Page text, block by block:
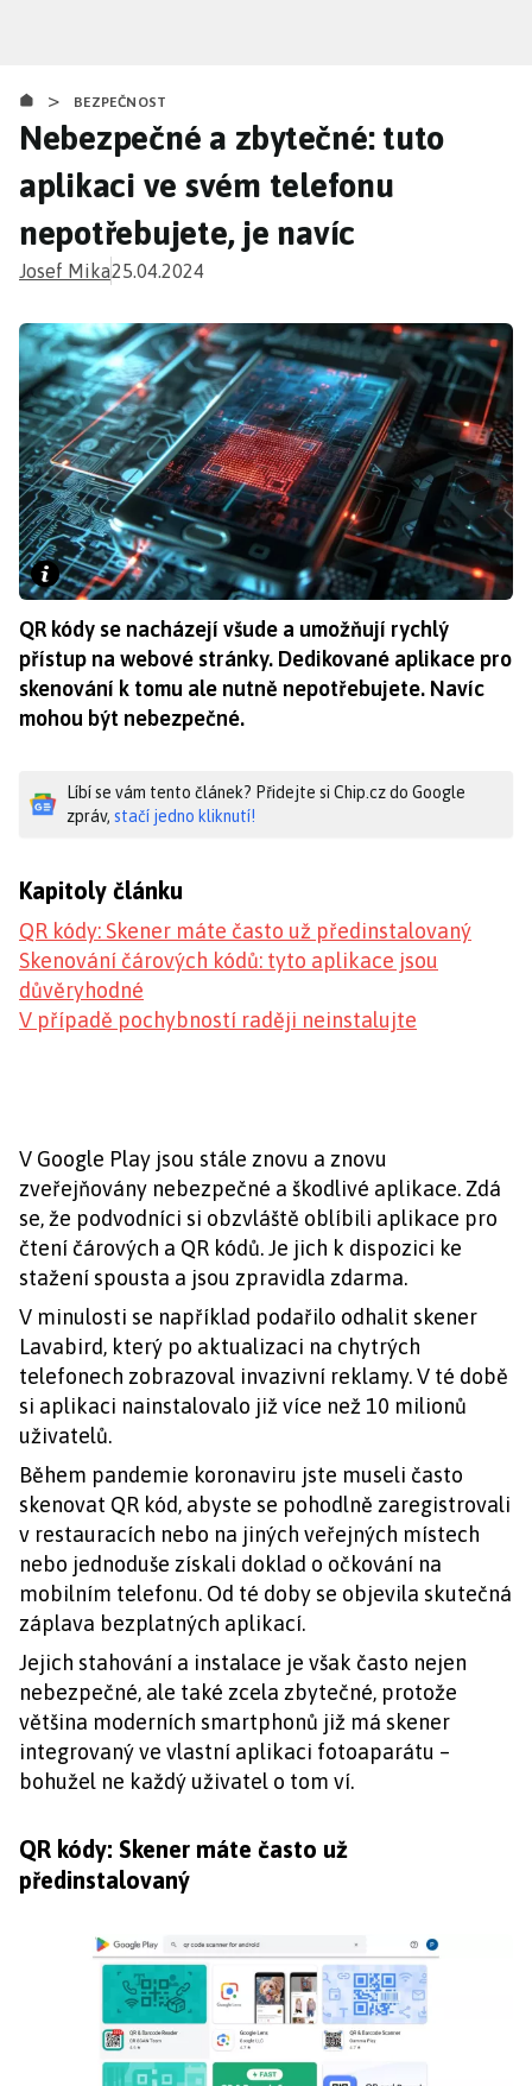
obsahu
> BEZPEČNOST
Nebezpečné a zbytečné: tuto
aplikaci ve svém telefonu
nepotřebujete, je navíc
Josef Mika25.04.2024
QR kódy se nacházejí všude a umožňují rychlý
přístup na webové stránky. Dedikované aplikace pro
skenování k tomu ale nutně nepotřebujete. Navíc
mohou být nebezpečné.
Líbí se vám tento článek? Přidejte si Chip.cz do Google
zpráv, stačí jedno kliknutí!
Kapitoly článku
QR kódy: Skener máte často už předinstalovaný
Skenování čárových kódů: tyto aplikace jsou
důvěryhodné
V případě pochybností raději neinstalujte
V Google Play jsou stále znovu a znovu
zveřejňovány nebezpečné a škodlivé aplikace. Zdá
se, že podvodníci si obzvláště oblíbili aplikace pro
čtení čárových a QR kódů. Je jich k dispozici ke
stažení spousta a jsou zpravidla zdarma.
V minulosti se například podařilo odhalit skener
Lavabird, který po aktualizaci na chytrých
telefonech zobrazoval invazivní reklamy. V té době
si aplikaci nainstalovalo již více než 10 milionů
uživatelů.
Během pandemie koronaviru jste museli často
skenovat QR kód, abyste se pohodlně zaregistrovali
v restauracích nebo na jiných veřejných místech
nebo jednoduše získali doklad o očkování na
mobilním telefonu. Od té doby se objevila skutečná
záplava bezplatných aplikací.
Jejich stahování a instalace je však často nejen
nebezpečné, ale také zcela zbytečné, protože
většina moderních smartphonů již má skener
integrovaný ve vlastní aplikaci fotoaparátu –
bohužel ne každý uživatel o tom ví.
QR kódy: Skener máte často už
předinstalovaný